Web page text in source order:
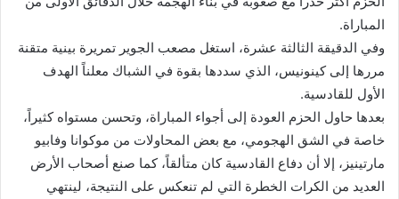
المباراة.
وفي الدقيقة الثالثة عشرة، استغل مصعب الجوير تمريرة بينية متقنة
مررها إلى كينونيس، الذي سددها بقوة في الشباك معلناً الهدف
الأول للقادسية.
بعدها حاول الحزم العودة إلى أجواء المباراة، وتحسن مستواه كثيراً،
خاصة في الشق الهجومي، مع بعض المحاولات من موكوانا وفابيو
مارتينيز، إلا أن دفاع القادسية كان متألقاً، كما صنع أصحاب الأرض
العديد من الكرات الخطرة التي لم تنعكس على النتيجة، لينتهي